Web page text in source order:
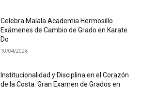
Celebra Malala Academia Hermosillo
Exámenes de Cambio de Grado en Karate
Do
10/04/2026
Institucionalidad y Disciplina en el Corazón
de la Costa: Gran Examen de Grados en